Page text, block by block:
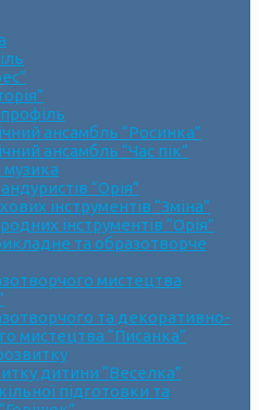
ансамбль “Росинка”
ансамбль “Час пік”
музика
“Орія”
інструментів “Зміна”
інструментів “Орія”
та образотворче
мистецтва
та декоративно-
мистецтва “Писанка”
дитини “Веселка”
підготовки та